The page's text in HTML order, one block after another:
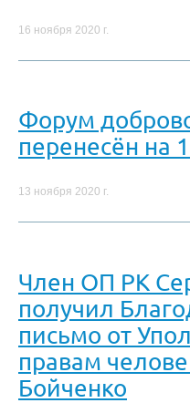
16 ноября 2020 г.
Форум
перенесён на
13 ноября 2020 г.
Член ОП РК
получил
письмо от
правам
Бойченко